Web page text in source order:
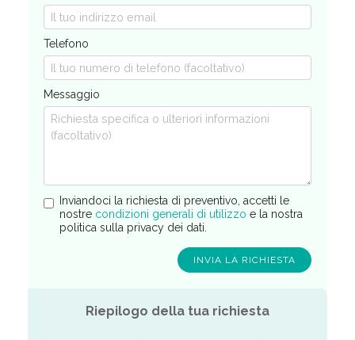
Telefono
Messaggio
Inviandoci la richiesta di preventivo, accetti le
nostre condizioni generali di utilizzo e la nostra
politica sulla privacy dei dati.
Riepilogo della tua richiesta